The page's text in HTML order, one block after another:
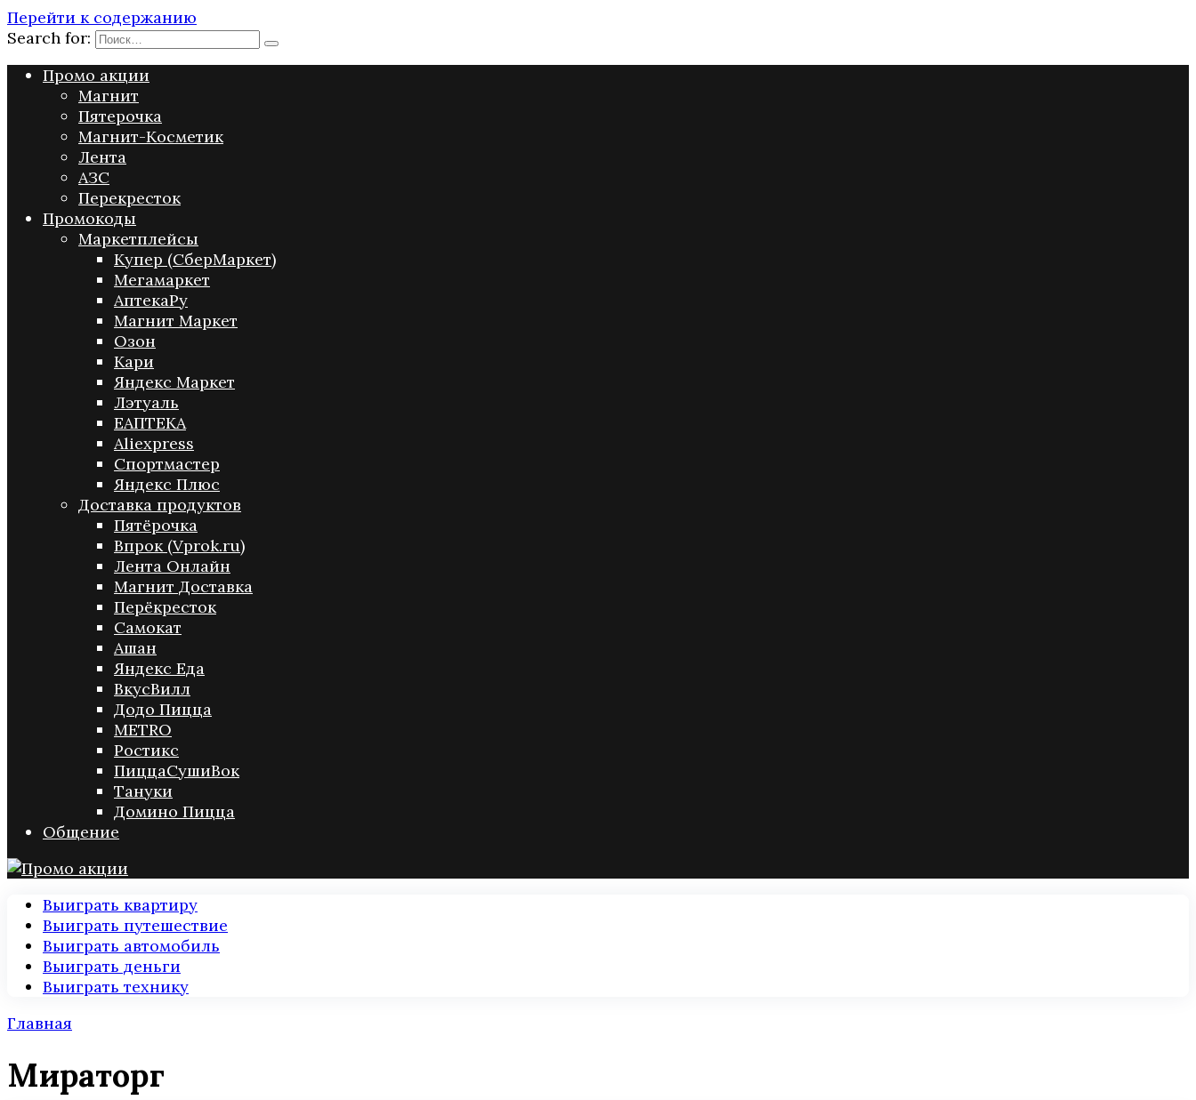
Перейти к содержанию
Search for:
Промо акции
Магнит
Пятерочка
Магнит-Косметик
Лента
АЗС
Перекресток
Промокоды
Маркетплейсы
Купер (СберМаркет)
Мегамаркет
АптекаРу
Магнит Маркет
Озон
Кари
Яндекс Маркет
Лэтуаль
ЕАПТЕКА
Aliexpress
Спортмастер
Яндекс Плюс
Доставка продуктов
Пятёрочка
Впрок (Vprok.ru)
Лента Онлайн
Магнит Доставка
Перёкресток
Самокат
Ашан
Яндекс Еда
ВкусВилл
Додо Пицца
METRO
Ростикс
ПиццаСушиВок
Тануки
Домино Пицца
Общение
Выиграть квартиру
Выиграть путешествие
Выиграть автомобиль
Выиграть деньги
Выиграть технику
Главная
Мираторг